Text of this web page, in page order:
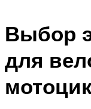
Выбор
для